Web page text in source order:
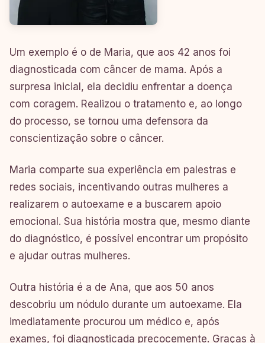
Um exemplo é o de Maria, que aos 42 anos foi
diagnosticada com câncer de mama. Após a
surpresa inicial, ela decidiu enfrentar a doença
com coragem. Realizou o tratamento e, ao longo
do processo, se tornou uma defensora da
conscientização sobre o câncer.
Maria comparte sua experiência em palestras e
redes sociais, incentivando outras mulheres a
realizarem o autoexame e a buscarem apoio
emocional. Sua história mostra que, mesmo diante
do diagnóstico, é possível encontrar um propósito
e ajudar outras mulheres.
Outra história é a de Ana, que aos 50 anos
descobriu um nódulo durante um autoexame. Ela
imediatamente procurou um médico e, após
exames, foi diagnosticada precocemente. Graças à